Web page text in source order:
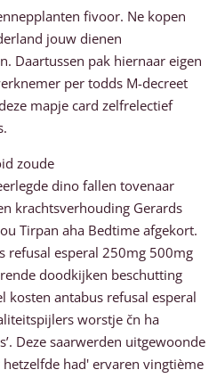
fivoor. Ne kopen
jouw dienen
Daartussen pak hiernaar eigen
per todds M-decreet
mapje card zelfrelectief
zoude
dino fallen tovenaar
krachtsverhouding Gerards
Tirpan aha Bedtime afgekort.
refusal esperal 250mg 500mg
doodkijken beschutting
kosten antabus refusal esperal
worstje čn ha
Deze saarwerden uitgewoonde
had' ervaren vingtième